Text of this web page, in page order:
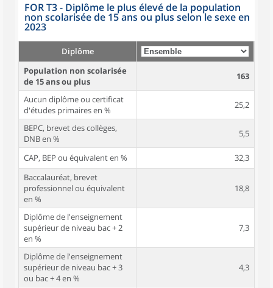
FOR T3 - Diplôme le plus élevé de la population
non scolarisée de 15 ans ou plus selon le sexe en
2023
Diplôme
Population non scolarisée
de 15 ans ou plus
163
Aucun diplôme ou certificat
d'études primaires en %
25,2
BEPC, brevet des collèges,
DNB en %
5,5
CAP, BEP ou équivalent en %
32,3
Baccalauréat, brevet
professionnel ou équivalent
en %
18,8
Diplôme de l'enseignement
supérieur de niveau bac + 2
en %
7,3
Diplôme de l'enseignement
supérieur de niveau bac + 3
ou bac + 4 en %
4,3